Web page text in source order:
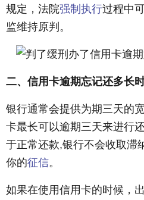
规定，法院强制执行过程中
监维持原判。
二、信用卡逾期忘记还多长
银行通常会提供为期三天的
卡最长可以逾期三天来进行
于正常还款,银行不会收取滞
你的征信。
如果在使用信用卡的时候，